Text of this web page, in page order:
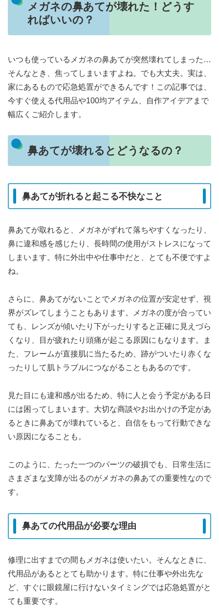
メガネの鼻あてが壊れた！どうす
ればいいの？
いつも使っているメガネの鼻あてが突然壊れてしまった…
そんなとき、焦ってしまいますよね。でも大丈夫。実は、
家にあるもので応急処置ができるんです！この記事では、
今すぐ使える代用品や100均アイテム、自作アイデアまで
幅広くご紹介します。
鼻あてが壊れるとどうなるの？
鼻あてが折れると起こる不快なこと
鼻あてが取れると、メガネがずれて落ちやすくなったり、
鼻に違和感を感じたり、長時間の使用がストレスになって
しまいます。特に外出中や仕事中だと、とても不便ですよ
ね。
さらに、鼻あてがないことでメガネの位置が安定せず、視
界がズレてしまうこともあります。メガネの度が合ってい
ても、レンズが傾いたり下がったりすると正確に見えづら
くなり、目が疲れたり頭痛が起こる原因にもなります。ま
た、フレームが直接肌に当たるため、跡がついたり赤くな
ったりして肌トラブルにつながることもあるのです。
見た目にも違和感が出るため、特に人と会う予定がある日
には困ってしまいます。大切な商談やお出かけの予定があ
るときに鼻あてが壊れていると、自信をもって行動できな
い原因になることも。
このように、たった一つのパーツの破損でも、日常生活に
さまざまな支障が出るのがメガネの鼻あての重要性なので
す。
鼻あての代用品が必要な理由
修理に出すまでの間もメガネは使いたい。そんなときに、
代用品があるととても助かります。特に仕事や外出先な
ど、すぐに眼鏡屋に行けないタイミングでは応急処置がと
ても重要です。